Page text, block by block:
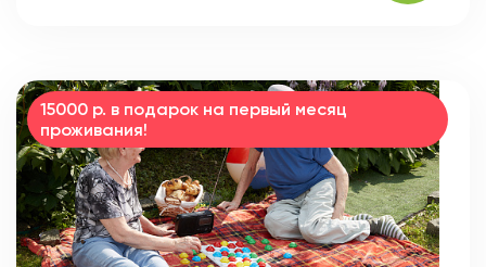
15000 р. в подарок на первый месяц
проживания!